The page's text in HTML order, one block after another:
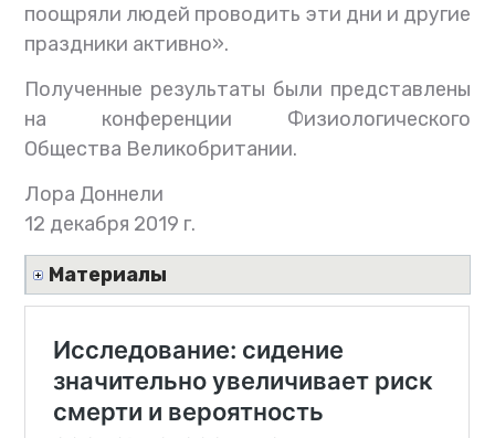
поощряли людей проводить эти дни и другие
праздники активно».
Полученные результаты были представлены
на конференции Физиологического
Общества Великобритании.
Лора Доннели
12 декабря 2019 г.
Материалы